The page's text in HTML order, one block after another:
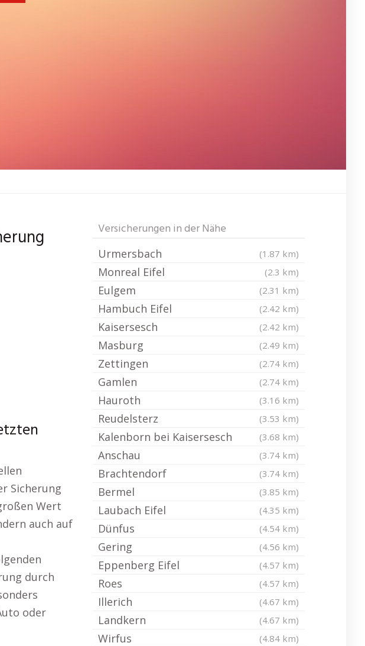
Sicherung
Wert
auch auf
durch
oder
Versicherungen in der Nähe
Urmersbach (1.87 km)
Monreal Eifel (2.3 km)
Eulgem (2.31 km)
Hambuch Eifel (2.42 km)
Kaisersesch (2.42 km)
Masburg (2.49 km)
Zettingen (2.74 km)
Gamlen (2.74 km)
Hauroth (3.16 km)
Reudelsterz (3.53 km)
Kalenborn bei Kaisersesch (3.68 km)
Anschau (3.74 km)
Brachtendorf (3.74 km)
Bermel (3.85 km)
Laubach Eifel (4.35 km)
Dünfus (4.54 km)
Gering (4.56 km)
Eppenberg Eifel (4.57 km)
Roes (4.57 km)
Illerich (4.67 km)
Landkern (4.67 km)
Wirfus (4.84 km)